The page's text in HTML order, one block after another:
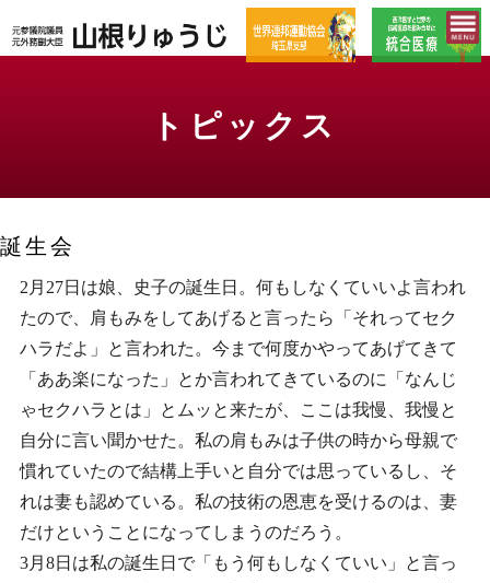
トピックス
誕生会
2月27日は娘、史子の誕生日。何もしなくていいよ言われ
たので、肩もみをしてあげると言ったら「それってセク
ハラだよ」と言われた。今まで何度かやってあげてきて
「ああ楽になった」とか言われてきているのに「なんじ
ゃセクハラとは」とムッと来たが、ここは我慢、我慢と
自分に言い聞かせた。私の肩もみは子供の時から母親で
慣れていたので結構上手いと自分では思っているし、そ
れは妻も認めている。私の技術の恩恵を受けるのは、妻
だけということになってしまうのだろう。
3月8日は私の誕生日で「もう何もしなくていい」と言っ